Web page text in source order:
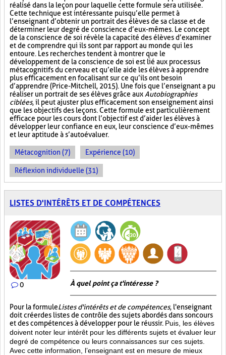
réalisé dans la leçon pour laquelle cette formule sera utilisée.
Cette technique est intéressante puisqu’elle permet à
l’enseignant d’obtenir un portrait des élèves de sa classe et de
déterminer leur degré de conscience d’eux-mêmes. Le concept
de la conscience de soi révèle la capacité des élèves d’examiner
et de comprendre qui ils sont par rapport au monde qui les
entoure. Les recherches tendent à montrer que le
développement de la conscience de soi est lié aux processus
métacognitifs du cerveau et qu’elle aide les élèves à apprendre
plus efficacement en focalisant sur ce qu’ils ont besoin
d’apprendre (Price-Mitchell, 2015). Une fois que l’enseignant a pu
réaliser un portrait de ses élèves grâce aux Autobiographies
ciblées, il peut ajuster plus efficacement son enseignement ainsi
que les objectifs des leçons. Cette formule est particulièrement
efficace pour les cours dont l’objectif est d’aider les élèves à
développer leur confiance en eux, leur conscience d’eux-mêmes
et leur aptitude à s’autoévaluer.
Métacognition (7) Expérience (10)
Réflexion individuelle (31)
LISTES D'INTÉRÊTS ET DE COMPÉTENCES
0 À quel point ça t'intéresse ?
Pour la formuleListes d'intérêts et de compétences, l'enseignant
doit créer des listes de contrôle des sujets abordés dans son cours
et des compétences à développer pour le réussir. Puis, les élèves
doivent noter leur intérêt pour les différents sujets et évaluer leur
degré de compétence ou leurs connaissances sur ces sujets.
Avec cette information, l’enseignant est en mesure de mieux